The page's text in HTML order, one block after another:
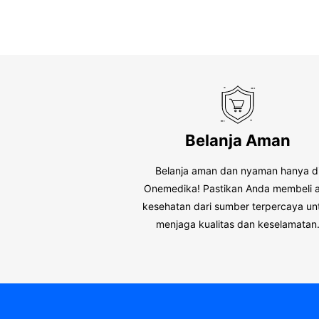
Belanja Aman
Belanja aman dan nyaman hanya
Onemedika! Pastikan Anda membeli
kesehatan dari sumber terpercaya
menjaga kualitas dan keselamatan.